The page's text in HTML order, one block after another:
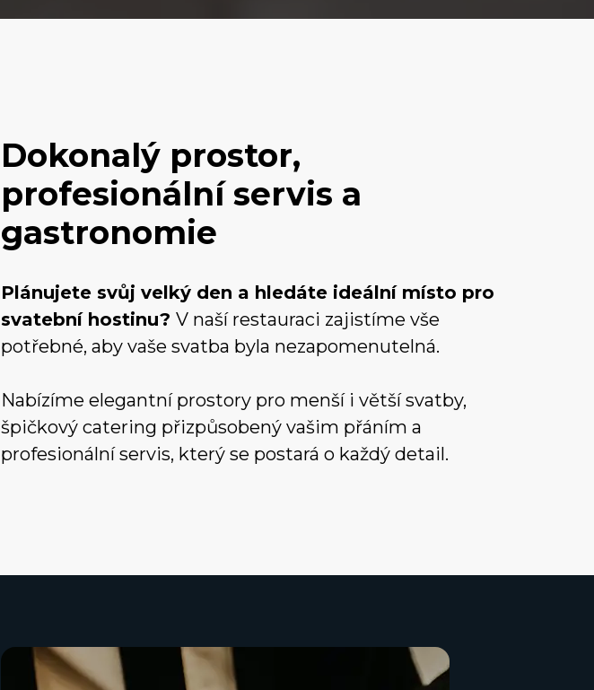
Dokonalý prostor,
profesionální servis a
gastronomie
Plánujete svůj velký den a hledáte ideální místo pro
svatební hostinu? V naší restauraci zajistíme vše
potřebné, aby vaše svatba byla nezapomenutelná.
Nabízíme elegantní prostory pro menší i větší svatby,
špičkový catering přizpůsobený vašim přáním a
profesionální servis, který se postará o každý detail.